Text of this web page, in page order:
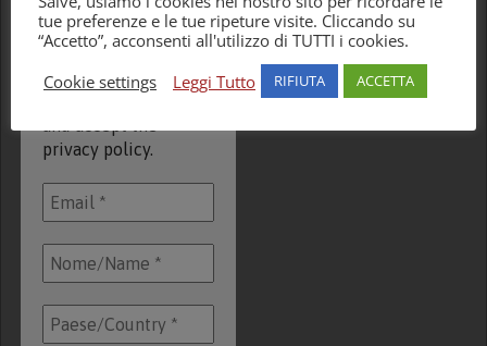
Inserisci la e-mail e
accetta le norme
della Privacy / Fill in
privacy policy.
tue preferenze e le tue ripeture visite. Cliccando su
“Accetto”, acconsenti all'utilizzo di TUTTI i cookies.
Cookie settings
Leggi Tutto RIFIUTA ACCETTA